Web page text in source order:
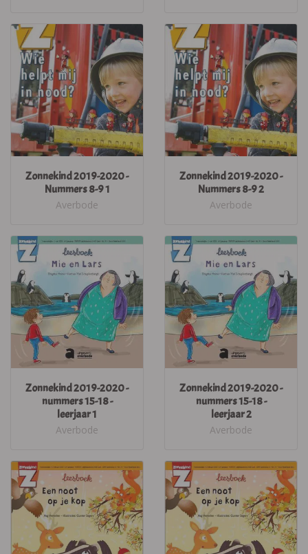
Zonnekind 2019-2020 -
Nummers 8-9 1
Averbode
Zonnekind 2019-2020 -
Nummers 8-9 2
Averbode
Zonnekind 2019-2020 -
nummers 15-18 -
leerjaar 1
Averbode
Zonnekind 2019-2020 -
nummers 15-18 -
leerjaar 2
Averbode